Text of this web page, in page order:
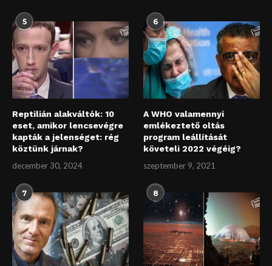
5
Reptilián alakváltók: 10
eset, amikor lencsevégre
kapták a jelenséget: rég
köztünk járnak?
december 30, 2024
6
A WHO valamennyi
emlékeztető oltás
program leállítását
követeli 2022 végéig?
szeptember 9, 2021
7 8